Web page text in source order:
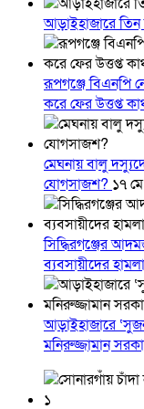
আড়াইহাজারে তিন
রূপগঞ্জে বিএনপি
করে ফের উত্তপ্ত
মেঘনায় বালু
যোগসাজশ? ১৭
সিদ্ধিরগঞ্জের
ব্যবসায়ীদের হামলা
আড়াইহাজারে
মনিরুজ্জামান